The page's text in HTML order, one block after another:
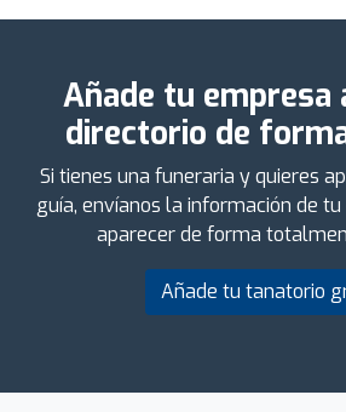
Añade tu empresa
directorio de
Si tienes una funeraria y quieres
guía, envíanos la información de
aparecer de forma
Añade tu tanatorio